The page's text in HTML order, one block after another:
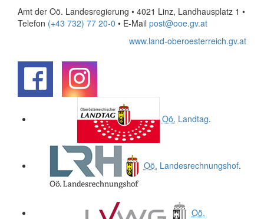
Amt der Oö. Landesregierung • 4021 Linz, Landhausplatz 1 •
Telefon (+43 732) 77 20-0 • E-Mail post@ooe.gv.at
www.land-oberoesterreich.gv.at
Oö. Landtag.
Oö. Landesrechnungshof.
Oö.